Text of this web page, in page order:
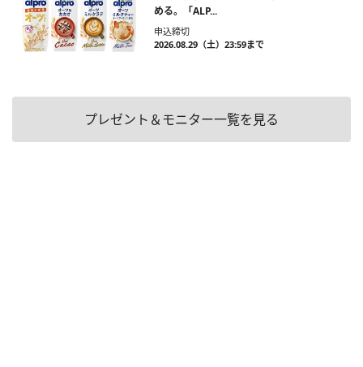
める。「ALP...
申込締切
2026.08.29（土）23:59まで
プレゼント＆モニター一覧を見る